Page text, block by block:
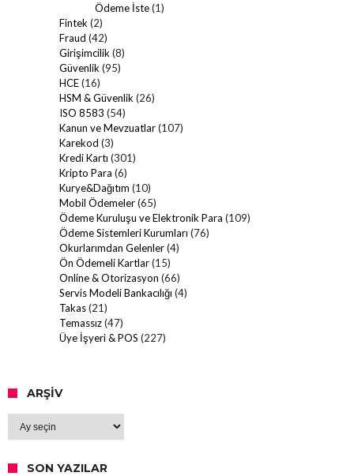
Ödeme İste(1)
Fintek (2)
Fraud (42)
Girişimcilik (8)
Güvenlik (95)
HCE(16)
HSM & Güvenlik (26)
ISO 8583 (54)
Kanun ve Mevzuatlar(107)
Karekod (3)
Kredi Kartı (301)
Kripto Para (6)
Kurye&Dağıtım (10)
Mobil Ödemeler(65)
Ödeme Kuruluşu ve Elektronik Para (109)
Ödeme Sistemleri Kurumları (76)
Okurlarımdan Gelenler(4)
Ön Ödemeli Kartlar(15)
Online & Otorizasyon (66)
Servis Modeli Bankacılığı (4)
Takas(21)
Temassız(47)
Üye İşyeri & POS (227)
ARŞIV
SON YAZILAR